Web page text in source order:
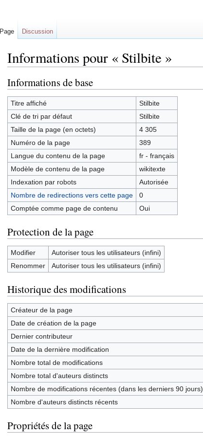
Informations pour « Stilbite »
Informations de base
Titre affiché
Stilbite
Clé de tri par défaut
Stilbite
Taille de la page (en octets)
4 305
Numéro de la page
389
Langue du contenu de la page
fr - français
Modèle de contenu de la page
wikitexte
Indexation par robots
Autorisée
Nombre de redirections vers cette page
0
Comptée comme page de contenu
Oui
Protection de la page
Modifier
Autoriser tous les utilisateurs (infini)
Renommer
Autoriser tous les utilisateurs (infini)
Historique des modifications
Créateur de la page
Date de création de la page
Dernier contributeur
Date de la dernière modification
Nombre total de modifications
Nombre total d'auteurs distincts
Nombre de modifications récentes (dans les derniers 90 jours)
Nombre d'auteurs distincts récents
Propriétés de la page
Page Discussion